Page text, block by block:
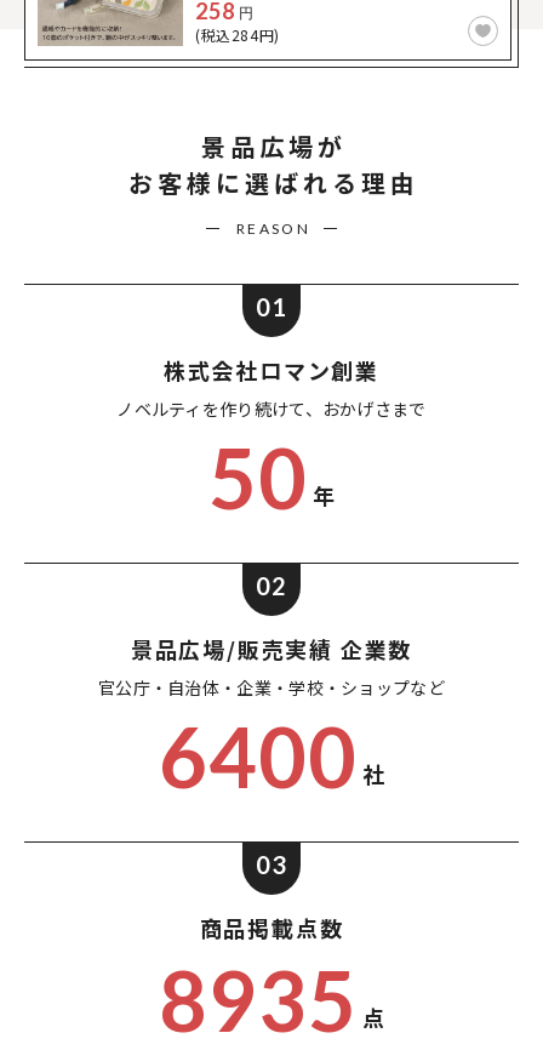
258 円
(税込284円)
景品広場が
お客様に選ばれる理由
REASON
01
株式会社ロマン創業
ノベルティを作り続けて、 おかげさまで
50 年
02
景品広場/販売実績 企業数
官公庁・自治体・企業・学校・ショップなど
6400 社
03
商品掲載点数
8935 点